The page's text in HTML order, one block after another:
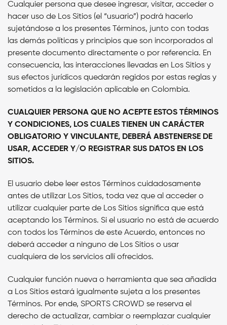
Cualquier persona que desee ingresar, visitar, acceder o
hacer uso de Los Sitios (el “usuario”) podrá hacerlo
sujetándose a los presentes Términos, junto con todas
las demás políticas y principios que son incorporados al
presente documento directamente o por referencia. En
consecuencia, las interacciones llevadas en Los Sitios y
sus efectos jurídicos quedarán regidos por estas reglas y
sometidos a la legislación aplicable en Colombia.
CUALQUIER PERSONA QUE NO ACEPTE ESTOS TÉRMINOS
Y CONDICIONES, LOS CUALES TIENEN UN CARÁCTER
OBLIGATORIO Y VINCULANTE, DEBERÁ ABSTENERSE DE
USAR, ACCEDER Y/O REGISTRAR SUS DATOS EN LOS
SITIOS.
El usuario debe leer estos Términos cuidadosamente
antes de utilizar Los Sitios, toda vez que al acceder o
utilizar cualquier parte de Los Sitios significa que está
aceptando los Términos. Si el usuario no está de acuerdo
con todos los Términos de este Acuerdo, entonces no
deberá acceder a ninguno de Los Sitios o usar
cualquiera de los servicios allí ofrecidos.
Cualquier función nueva o herramienta que sea añadida
a Los Sitios estará igualmente sujeta a los presentes
Términos. Por ende, SPORTS CROWD se reserva el
derecho de actualizar, cambiar o reemplazar cualquier